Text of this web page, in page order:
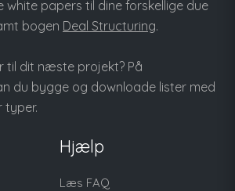
white papers til dine forskellige due
bogen Deal Structuring.
til dit næste projekt? På
du bygge og downloade lister med
typer.
Hjælp
Læs FAQ